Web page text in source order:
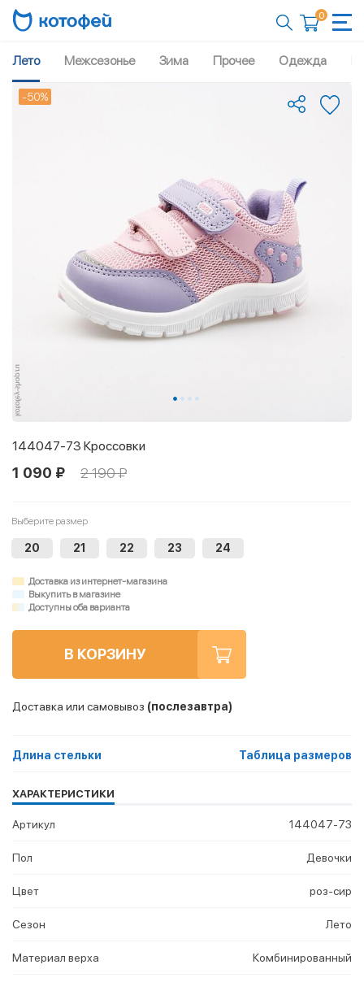
0
Лето Межсезонье Зима Прочее Одежда
-50%
144047-73 Кроссовки
1 090 ₽ 2 190 ₽
Выберите размер
20 21 22 23 24
Доставка из интернет-магазина
Выкупить в магазине
Доступны оба варианта
В КОРЗИНУ
Доставка или самовывоз (послезавтра)
Длина стельки Таблица размеров
ХАРАКТЕРИСТИКИ
Артикул 144047-73
Пол Девочки
Цвет роз-сир
Сезон Лето
Материал верха Комбинированный